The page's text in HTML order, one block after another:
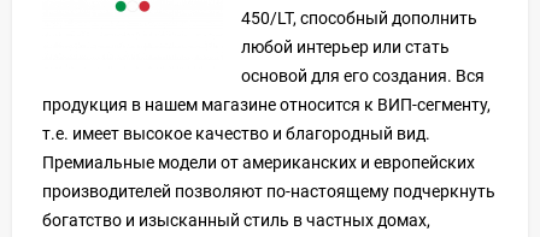
450/LT, способный дополнить
любой интерьер или стать
основой для его создания. Вся
продукция в нашем магазине относится к ВИП-сегменту,
т.е. имеет высокое качество и благородный вид.
Премиальные модели от американских и европейских
производителей позволяют по-настоящему подчеркнуть
богатство и изысканный стиль в частных домах,